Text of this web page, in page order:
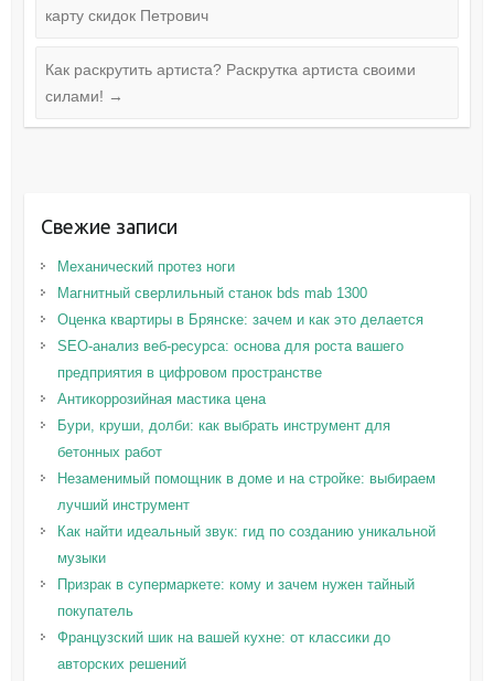
карту скидок Петрович
Как раскрутить артиста? Раскрутка артиста своими
силами! →
Свежие записи
Механический протез ноги
Магнитный сверлильный станок bds mab 1300
Оценка квартиры в Брянске: зачем и как это делается
SEO-анализ веб-ресурса: основа для роста вашего
предприятия в цифровом пространстве
Антикоррозийная мастика цена
Бури, круши, долби: как выбрать инструмент для
бетонных работ
Незаменимый помощник в доме и на стройке: выбираем
лучший инструмент
Как найти идеальный звук: гид по созданию уникальной
музыки
Призрак в супермаркете: кому и зачем нужен тайный
покупатель
Французский шик на вашей кухне: от классики до
авторских решений